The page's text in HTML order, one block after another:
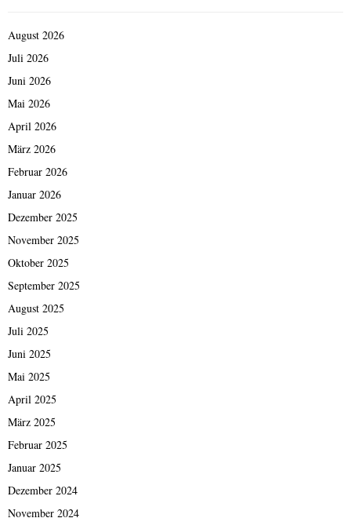
August 2026
Juli 2026
Juni 2026
Mai 2026
April 2026
März 2026
Februar 2026
Januar 2026
Dezember 2025
November 2025
Oktober 2025
September 2025
August 2025
Juli 2025
Juni 2025
Mai 2025
April 2025
März 2025
Februar 2025
Januar 2025
Dezember 2024
November 2024